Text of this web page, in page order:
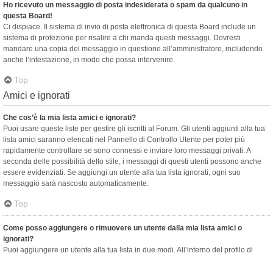
Ho ricevuto un messaggio di posta indesiderata o spam da qualcuno in
questa Board!
Ci dispiace. Il sistema di invio di posta elettronica di questa Board include un
sistema di protezione per risalire a chi manda questi messaggi. Dovresti
mandare una copia del messaggio in questione all’amministratore, includendo
anche l’intestazione, in modo che possa intervenire.
Top
Amici e ignorati
Che cos’è la mia lista amici e ignorati?
Puoi usare queste liste per gestire gli iscritti al Forum. Gli utenti aggiunti alla tua
lista amici saranno elencati nel Pannello di Controllo Utente per poter più
rapidamente controllare se sono connessi e inviare loro messaggi privati. A
seconda delle possibilità dello stile, i messaggi di questi utenti possono anche
essere evidenziati. Se aggiungi un utente alla tua lista ignorati, ogni suo
messaggio sarà nascosto automaticamente.
Top
Come posso aggiungere o rimuovere un utente dalla mia lista amici o
ignorati?
Puoi aggiungere un utente alla tua lista in due modi. All’interno del profilo di